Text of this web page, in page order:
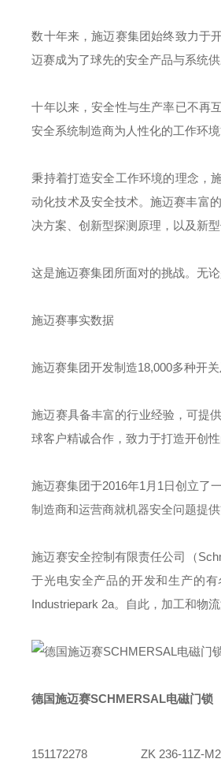
数十年来，施迈赛集团始终致力于
迈赛成为了球先的安全产品与系统
十年以来，安全性与生产率已不再
安全系统制造商为人性化的工作环
秉持着打造安全工作环境的理念，
动化技术及安全技术。施迈赛丰富
决方案、创新型探测原理，以及新
这是施迈赛集团所面对的挑战。无
施迈赛事实数据
施迈赛集团开发制造18,000多种开
施迈赛具备丰富的行业经验，可提
球客户精诚合作，致力于打造开创
施迈赛集团于2016年1月1日创立了
制造商和运营商就机器安全问题提
施迈赛安全控制有限责任公司（
于光电安全产品的开发和生产的
Industriepark 2a。自此，加工和物
德国施迈赛SCHMERSAL电磁门锁
151172278
ZK 236-11Z-